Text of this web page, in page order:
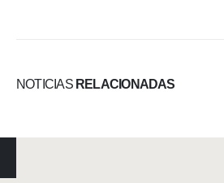
NOTICIAS RELACIONADAS